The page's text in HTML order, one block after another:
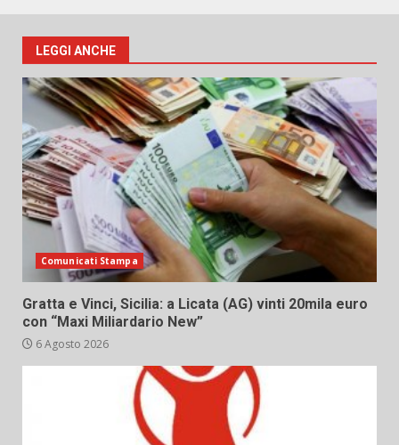
LEGGI ANCHE
Comunicati Stampa
Gratta e Vinci, Sicilia: a Licata (AG) vinti 20mila euro
con “Maxi Miliardario New”
6 Agosto 2026